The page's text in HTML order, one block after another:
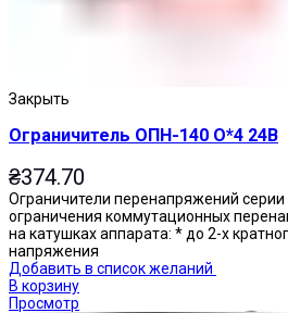
Закрыть
Ограничитель ОПН-140 О*4 24В
₴374.70
Ограничители перенапряжений
ограничения коммутационных
на катушках аппарата: * до 2-х
напряжения
Добавить в список желаний
В корзину
Просмотр